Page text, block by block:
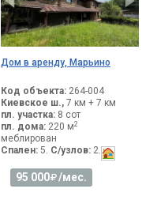
Дом в аренду, Марьино
Код объекта: 264-004
Киевское ш., 7 км + 7 км
пл. участка: 8 сот
пл. дома: 220 м2
меблирован
Спален: 5. С/узлов: 2.
95 000 /мес.